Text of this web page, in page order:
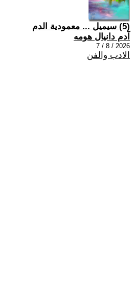
(5) سيميل ... معمودية الدم
آدم دانيال هومه
2026 / 8 / 7
الادب والفن